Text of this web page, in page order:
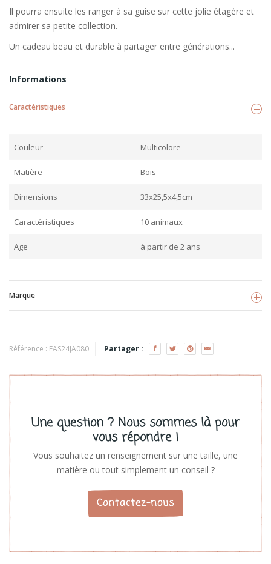
Il pourra ensuite les ranger à sa guise sur cette jolie étagère et
admirer sa petite collection.
Un cadeau beau et durable à partager entre générations...
Informations
Caractéristiques
Couleur Multicolore
Matière Bois
Dimensions 33x25,5x4,5cm
Caractéristiques 10 animaux
Age à partir de 2 ans
Marque
Voir les produits
Référence : EAS24JA080 Partager :
Une question ? Nous sommes là pour
vous répondre !
Vous souhaitez un renseignement sur une taille, une
matière ou tout simplement un conseil ?
Contactez-nous